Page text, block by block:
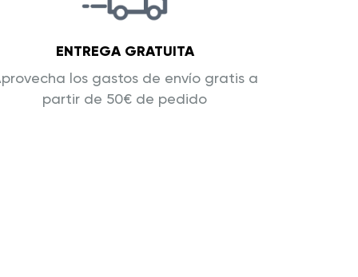
ENTREGA GRATUITA
los gastos de envío gratis a
partir de 50€ de pedido